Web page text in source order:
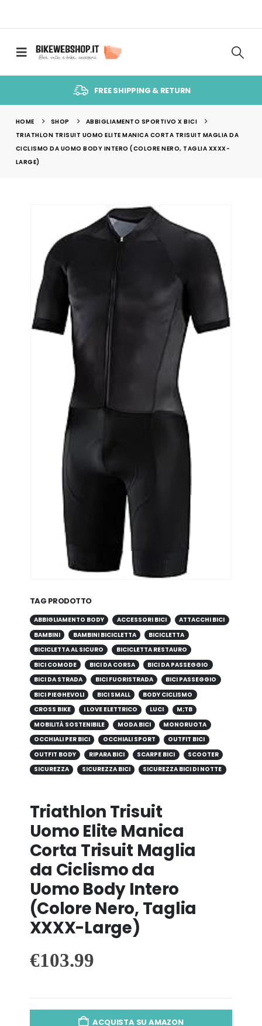
FREE SHIPPING & RETURN
HOME SHOP
ABBIGLIAMENTO SPORTIVO X BICI
TRIATHLON TRISUIT UOMO ELITE MANICA CORTA TRISUIT MAGLIA DA
CICLISMO DA UOMO BODY INTERO (COLORE NERO, TAGLIA XXXX-
LARGE)
TAG PRODOTTO
ABBIGLIAMENTO BODY ACCESSORI BICI
ATTACCHI BICI
BAMBINI
BAMBINI BICICLETTA
BICICLETTA
BICICLETTA AL SICURO
BICICLETTA RESTAURO
BICI COMODE
BICI DA CORSA
BICI DA PASSEGGIO
BICI DA STRADA
BICI FUORISTRADA
BICI PASSEGGIO
BICI PIEGHEVOLI
BICI SMALL
BODY CICLISMO
CROSS BIKE
I LOVE ELETTRICO LUCI
M;TB
MOBILITÀ SOSTENIBILE
MODA BICI
MONORUOTA
OCCHIALI PER BICI
OCCHIALI SPORT
OUTFIT BICI
OUTFIT BODY
RIPARA BICI SCARPE BICI
SCOOTER
SICUREZZA
SICUREZZA BICI SICUREZZA BICI DI NOTTE
Triathlon Trisuit
Uomo Elite Manica
Corta Trisuit Maglia
da Ciclismo da
Uomo Body Intero
(Colore Nero, Taglia
XXXX-Large)
€103.99
ACQUISTA SU AMAZON